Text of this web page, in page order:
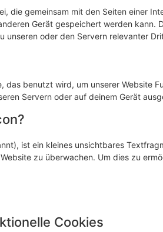
die gemeinsam mit den Seiten einer
Gerät gespeichert werden kann.
unseren oder den Servern relevanter
das benutzt wird, um unserer Website
Servern oder auf deinem Gerät
ist ein kleines unsichtbares
zu überwachen. Um dies zu
Cookies